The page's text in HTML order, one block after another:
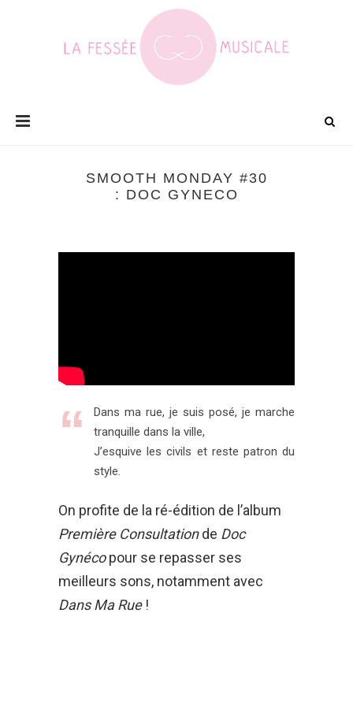
SMOOTH MONDAY #30
: DOC GYNECO
Dans ma rue, je suis posé, je marche
tranquille dans la ville,
J’esquive les civils et reste patron du
style.
On profite de la ré-édition de l’album
Première Consultationde Doc
Gynécopour se repasser ses
meilleurs sons, notamment avec
Dans Ma Rue !